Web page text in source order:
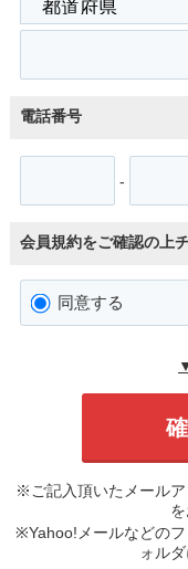
電話番号
-
会員規約をご確認の上
同意する
※ご記入頂いたメール
※Yahoo!メールなどの
ォル